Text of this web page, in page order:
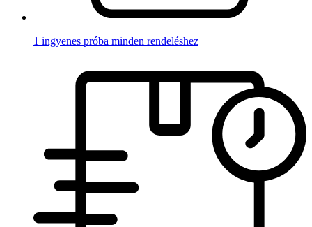
1 ingyenes próba minden rendeléshez